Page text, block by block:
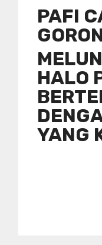
PAFI
HALO
YANG